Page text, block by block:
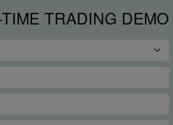
TRADING DEMO